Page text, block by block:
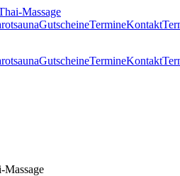
Massage
GutscheineTermineKontakt
GutscheineTermineKontakt